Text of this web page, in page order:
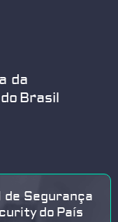
da
Brasil
Segurança
do País